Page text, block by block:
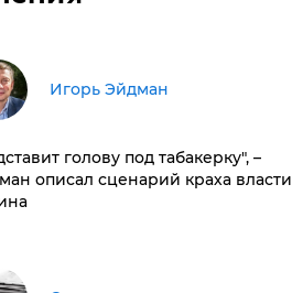
Игорь Эйдман
голову под табакерку", –
описал сценарий краха власти